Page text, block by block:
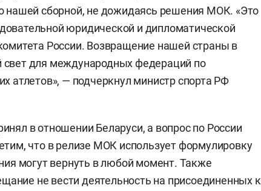
нашей сборной, не дожидаясь решения МОК. «Это
юридической и дипломатической
России. Возвращение нашей страны в
для международных федераций по
атлетов», — подчеркнул министр спорта РФ
в отношении Беларуси, а вопрос по России
что в релизе МОК использует формулировку
могут вернуть в любой момент. Также
не вести деятельность на присоединенных к